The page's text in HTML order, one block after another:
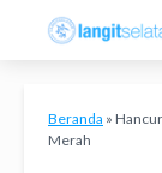
Beranda »
Merah